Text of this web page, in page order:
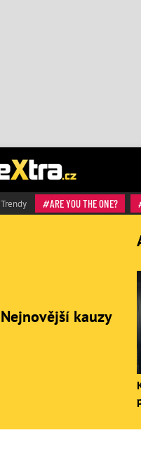
Trendy ARE YOU THE ONE?
Nejnovější kauzy